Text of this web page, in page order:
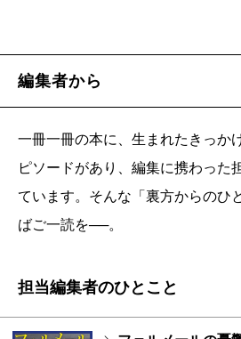
編集者から
一冊一冊の本に、生まれたきっか
ピソードがあり、編集に携わった
ています。そんな「裏方からのひ
ばご一読を──。
担当編集者のひとこと